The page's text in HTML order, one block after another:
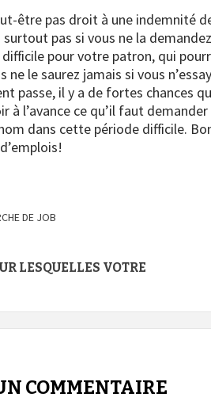
être pas droit à une indemnité
pas si vous ne la
pour votre patron, qui
ne le saurez jamais si vous
passe, il y a de fortes chances
à l’avance ce qu’il faut
dans cette période difficile.
DE JOB
LESQUELLES VOTRE
COMMENTAIRE